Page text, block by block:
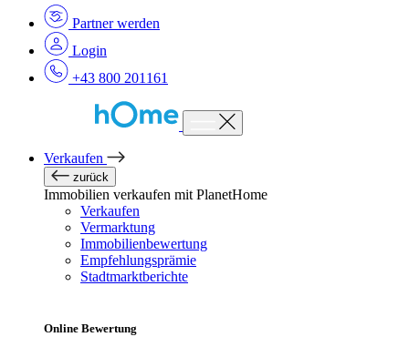
Partner werden
Login
+43 800 201161
Verkaufen
zurück
Immobilien verkaufen mit PlanetHome
Verkaufen
Vermarktung
Immobilienbewertung
Empfehlungsprämie
Stadtmarktberichte
Online Bewertung